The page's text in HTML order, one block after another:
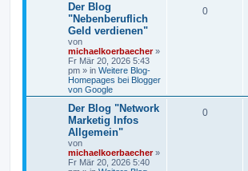
Der Blog
"Nebenberuflich
Geld verdienen"
von
michaelkoerbaecher»
Fr Mär 20, 2026 5:43
pm » in Weitere Blog-
Homepages bei Blogger
von Google
0
Der Blog "Network
Marketig Infos
Allgemein"
von
michaelkoerbaecher»
Fr Mär 20, 2026 5:40
0